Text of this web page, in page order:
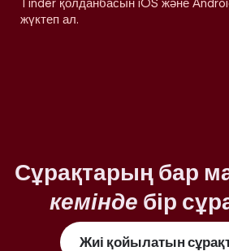
Tinder қолданбасын iOS және
жүктеп ал.
Сұрақтарың бар
кемінде бір
Жиі қойылатын